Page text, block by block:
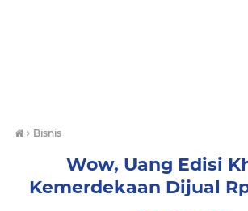
› Bisnis
Wow, Uang Edisi
Kemerdekaan Dijual